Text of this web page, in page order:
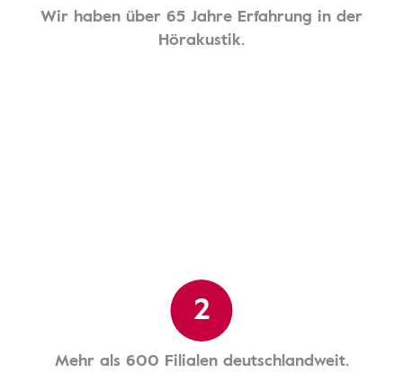
Wir haben über 65 Jahre Erfahrung in der
Hörakustik.
2
Mehr als 600 Filialen deutschlandweit.